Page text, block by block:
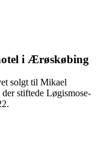
i Ærøskøbing
solgt til Mikael
stiftede Løgismose-